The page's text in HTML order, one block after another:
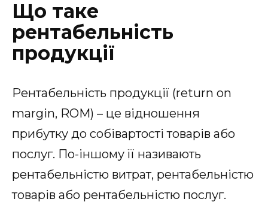
Що таке
рентабельність
продукції
Рентабельність продукції (return on
margin, ROM) – це відношення
прибутку до собівартості товарів або
послуг. По-іншому її називають
рентабельністю витрат, рентабельністю
товарів або рентабельністю послуг.